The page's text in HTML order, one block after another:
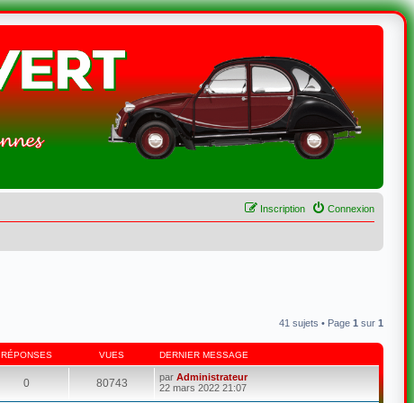
Connexion
Inscription
41 sujets • Page1 sur1
RÉPONSES VUES DERNIER MESSAGE
0 80743 parAdministrateur
22 mars 2022 21:07